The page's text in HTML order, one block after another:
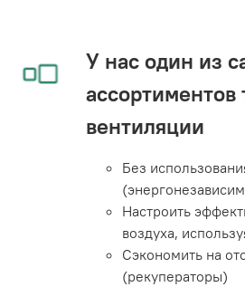
У нас один из
ассортиментов
вентиляции
Без
Настроить
воздуха,
Сэкономить на
(рекуператоры)